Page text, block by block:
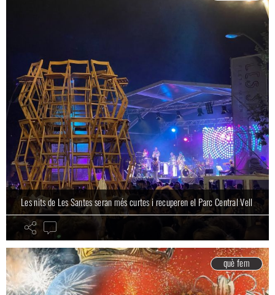
Les nits de Les Santes seran més curtes i recuperen el Parc Central Vell
què fem